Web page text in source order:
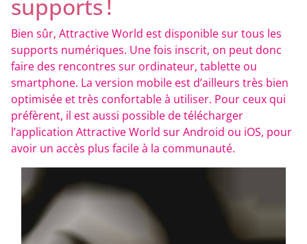
supports !
Bien sûr, Attractive World est disponible sur tous les
supports numériques. Une fois inscrit, on peut donc
faire des rencontres sur ordinateur, tablette ou
smartphone. La version mobile est d’ailleurs très bien
optimisée et très confortable à utiliser. Pour ceux qui
préfèrent, il est aussi possible de télécharger
l’application Attractive World sur Android ou iOS, pour
avoir un accès plus facile à la communauté.